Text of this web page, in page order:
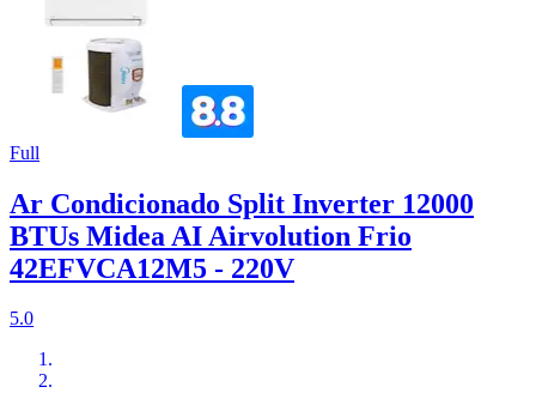
Full
Ar Condicionado Split Inverter 12000
BTUs Midea AI Airvolution Frio
42EFVCA12M5 - 220V
5.0